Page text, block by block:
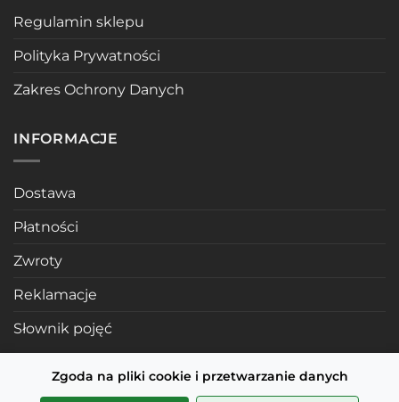
Zgoda na pliki cookie i przetwarzanie danych
Regulamin sklepu
Polityka Prywatności
Zakres Ochrony Danych
INFORMACJE
Dostawa
Płatności
Zwroty
Reklamacje
Słownik pojęć
POLECANE STRONY